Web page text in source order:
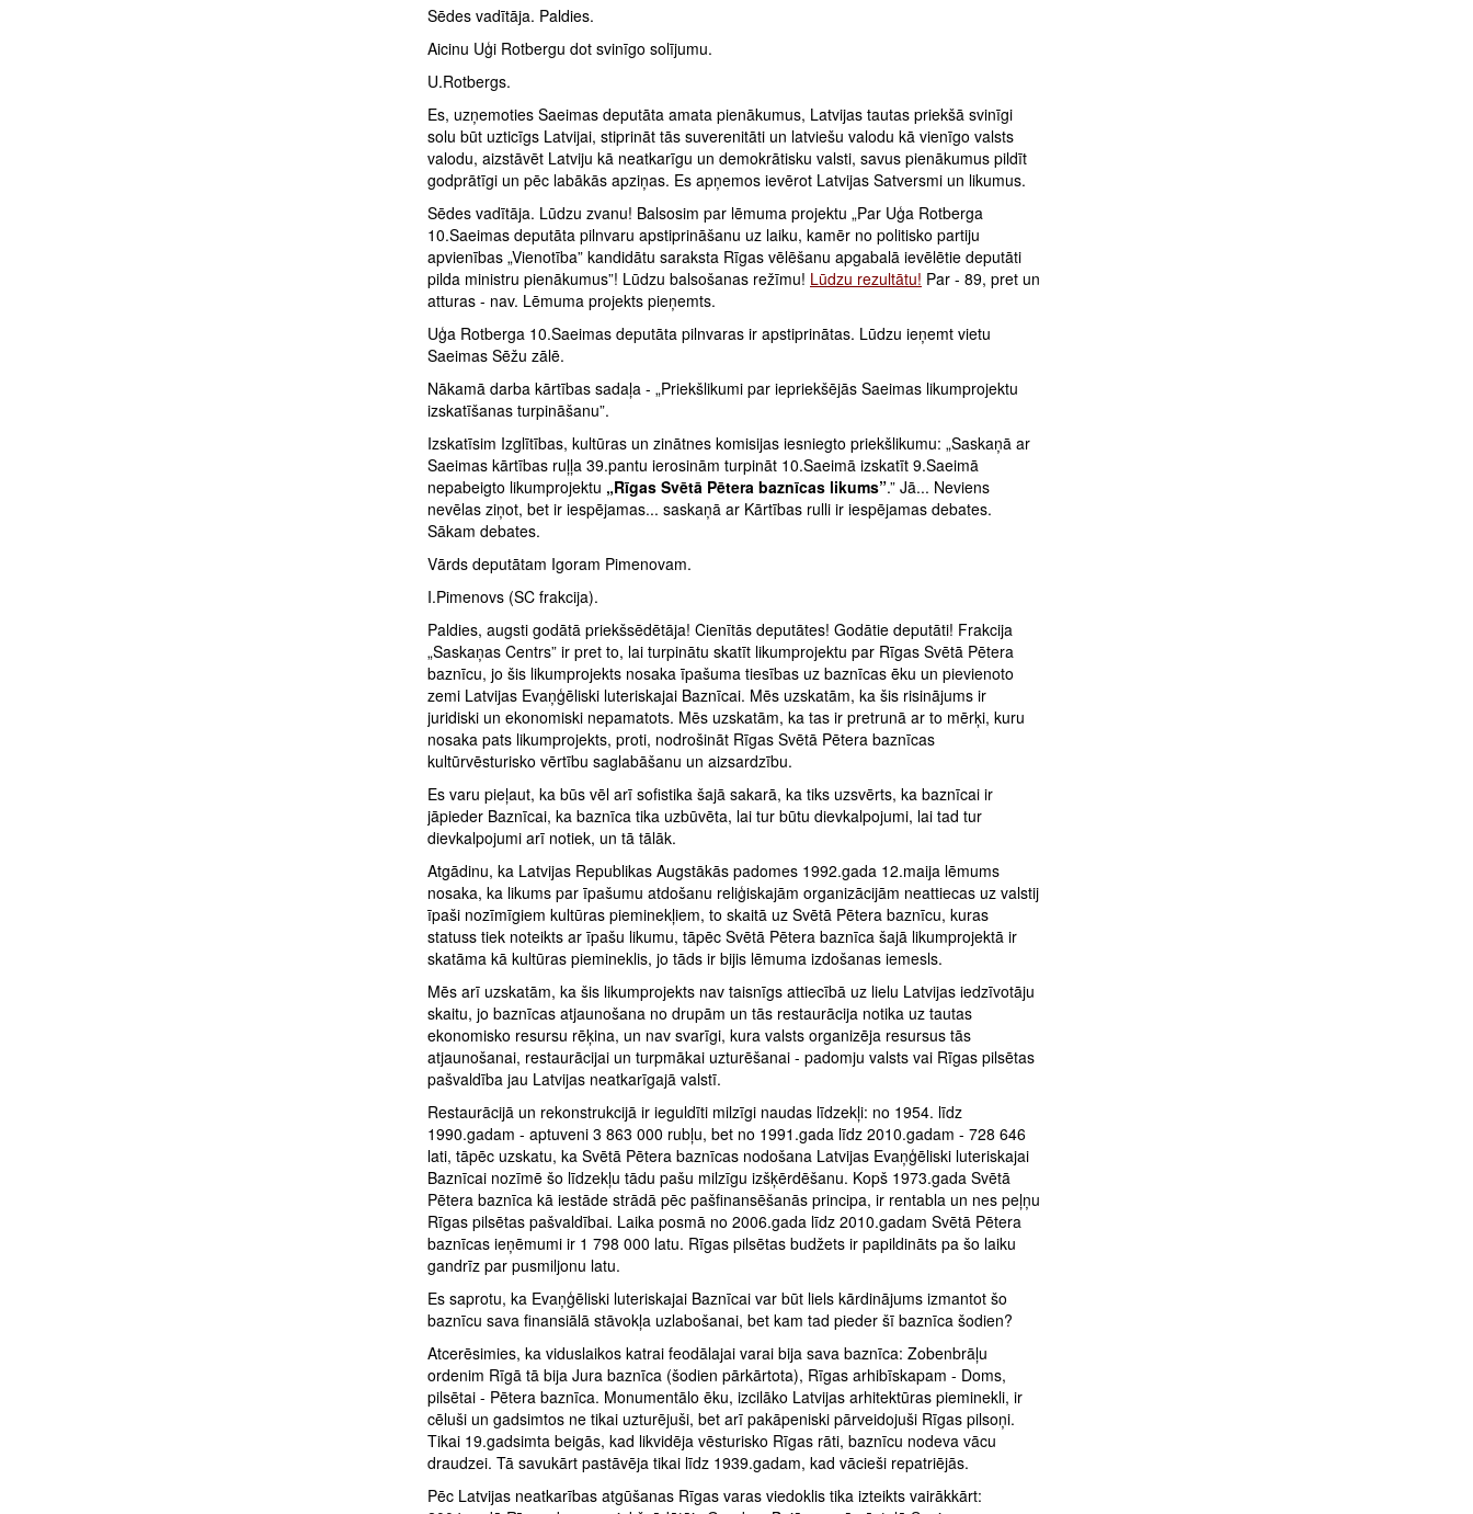
Sēdes vadītāja. Paldies.
Aicinu Uģi Rotbergu dot svinīgo solījumu.
U.Rotbergs.
Es, uzņemoties Saeimas deputāta amata pienākumus, Latvijas tautas priekšā svinīgi
solu būt uzticīgs Latvijai, stiprināt tās suverenitāti un latviešu valodu kā vienīgo valsts
valodu, aizstāvēt Latviju kā neatkarīgu un demokrātisku valsti, savus pienākumus pildīt
godprātīgi un pēc labākās apziņas. Es apņemos ievērot Latvijas Satversmi un likumus.
Sēdes vadītāja. Lūdzu zvanu! Balsosim par lēmuma projektu „Par Uģa Rotberga
10.Saeimas deputāta pilnvaru apstiprināšanu uz laiku, kamēr no politisko partiju
apvienības „Vienotība” kandidātu saraksta Rīgas vēlēšanu apgabalā ievēlētie deputāti
pilda ministru pienākumus”! Lūdzu balsošanas režīmu! Lūdzu rezultātu! Par - 89, pret un
atturas - nav. Lēmuma projekts pieņemts.
Uģa Rotberga 10.Saeimas deputāta pilnvaras ir apstiprinātas. Lūdzu ieņemt vietu
Saeimas Sēžu zālē.
Nākamā darba kārtības sadaļa - „Priekšlikumi par iepriekšējās Saeimas likumprojektu
izskatīšanas turpināšanu”.
Izskatīsim Izglītības, kultūras un zinātnes komisijas iesniegto priekšlikumu: „Saskaņā ar
Saeimas kārtības ruļļa 39.pantu ierosinām turpināt 10.Saeimā izskatīt 9.Saeimā
nepabeigto likumprojektu „Rīgas Svētā Pētera baznīcas likums”.” Jā... Neviens
nevēlas ziņot, bet ir iespējamas... saskaņā ar Kārtības rulli ir iespējamas debates.
Sākam debates.
Vārds deputātam Igoram Pimenovam.
I.Pimenovs (SC frakcija).
Paldies, augsti godātā priekšsēdētāja! Cienītās deputātes! Godātie deputāti! Frakcija
„Saskaņas Centrs” ir pret to, lai turpinātu skatīt likumprojektu par Rīgas Svētā Pētera
baznīcu, jo šis likumprojekts nosaka īpašuma tiesības uz baznīcas ēku un pievienoto
zemi Latvijas Evaņģēliski luteriskajai Baznīcai. Mēs uzskatām, ka šis risinājums ir
juridiski un ekonomiski nepamatots. Mēs uzskatām, ka tas ir pretrunā ar to mērķi, kuru
nosaka pats likumprojekts, proti, nodrošināt Rīgas Svētā Pētera baznīcas
kultūrvēsturisko vērtību saglabāšanu un aizsardzību.
Es varu pieļaut, ka būs vēl arī sofistika šajā sakarā, ka tiks uzsvērts, ka baznīcai ir
jāpieder Baznīcai, ka baznīca tika uzbūvēta, lai tur būtu dievkalpojumi, lai tad tur
dievkalpojumi arī notiek, un tā tālāk.
Atgādinu, ka Latvijas Republikas Augstākās padomes 1992.gada 12.maija lēmums
nosaka, ka likums par īpašumu atdošanu reliģiskajām organizācijām neattiecas uz valstij
īpaši nozīmīgiem kultūras pieminekļiem, to skaitā uz Svētā Pētera baznīcu, kuras
statuss tiek noteikts ar īpašu likumu, tāpēc Svētā Pētera baznīca šajā likumprojektā ir
skatāma kā kultūras piemineklis, jo tāds ir bijis lēmuma izdošanas iemesls.
Mēs arī uzskatām, ka šis likumprojekts nav taisnīgs attiecībā uz lielu Latvijas iedzīvotāju
skaitu, jo baznīcas atjaunošana no drupām un tās restaurācija notika uz tautas
ekonomisko resursu rēķina, un nav svarīgi, kura valsts organizēja resursus tās
atjaunošanai, restaurācijai un turpmākai uzturēšanai - padomju valsts vai Rīgas pilsētas
pašvaldība jau Latvijas neatkarīgajā valstī.
Restaurācijā un rekonstrukcijā ir ieguldīti milzīgi naudas līdzekļi: no 1954. līdz
1990.gadam - aptuveni 3 863 000 rubļu, bet no 1991.gada līdz 2010.gadam - 728 646
lati, tāpēc uzskatu, ka Svētā Pētera baznīcas nodošana Latvijas Evaņģēliski luteriskajai
Baznīcai nozīmē šo līdzekļu tādu pašu milzīgu izšķērdēšanu. Kopš 1973.gada Svētā
Pētera baznīca kā iestāde strādā pēc pašfinansēšanās principa, ir rentabla un nes peļņu
Rīgas pilsētas pašvaldībai. Laika posmā no 2006.gada līdz 2010.gadam Svētā Pētera
baznīcas ieņēmumi ir 1 798 000 latu. Rīgas pilsētas budžets ir papildināts pa šo laiku
gandrīz par pusmiljonu latu.
Es saprotu, ka Evaņģēliski luteriskajai Baznīcai var būt liels kārdinājums izmantot šo
baznīcu sava finansiālā stāvokļa uzlabošanai, bet kam tad pieder šī baznīca šodien?
Atcerēsimies, ka viduslaikos katrai feodālajai varai bija sava baznīca: Zobenbrāļu
ordenim Rīgā tā bija Jura baznīca (šodien pārkārtota), Rīgas arhibīskapam - Doms,
pilsētai - Pētera baznīca. Monumentālo ēku, izcilāko Latvijas arhitektūras pieminekli, ir
cēluši un gadsimtos ne tikai uzturējuši, bet arī pakāpeniski pārveidojuši Rīgas pilsoņi.
Tikai 19.gadsimta beigās, kad likvidēja vēsturisko Rīgas rāti, baznīcu nodeva vācu
draudzei. Tā savukārt pastāvēja tikai līdz 1939.gadam, kad vācieši repatriējās.
Pēc Latvijas neatkarības atgūšanas Rīgas varas viedoklis tika izteikts vairākkārt: